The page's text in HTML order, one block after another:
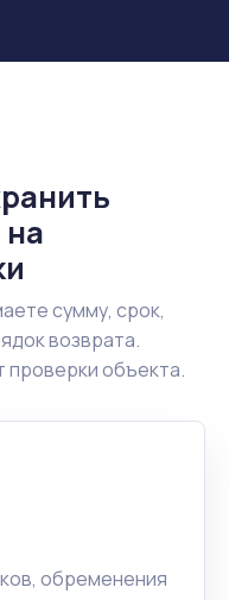
сумму, срок,
возврата.
проверки объекта.
обременения